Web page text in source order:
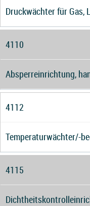
Druckwächter für Gas,
4110
Absperreinrichtung,
4112
Temperaturwächter/-
4115